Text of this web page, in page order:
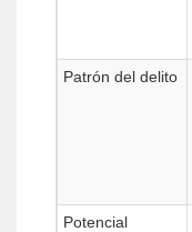
Patrón del delito
Potencial